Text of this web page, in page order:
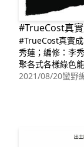
#TrueCost真
#TrueCost真實成本─贏
秀蓮；編修：李秀蓮 ；
聚各式各樣綠色
在地球上每個國
們承諾踩著我們
個公平、公正、永
際一點吧！同一
2021/08/20蠻野